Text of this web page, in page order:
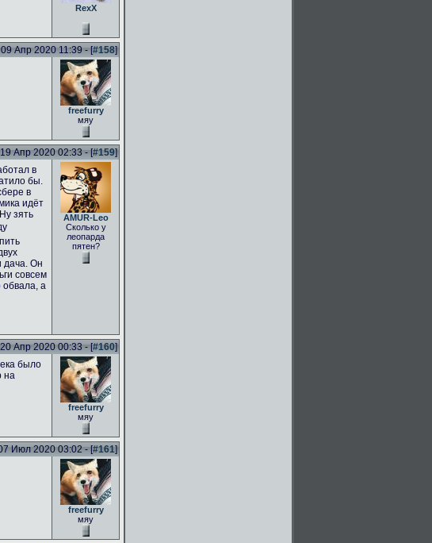
RexX
09 Апр 2020 11:39 - [#158]
freefurry
мяу
19 Апр 2020 02:33 - [#159]
в
бы.
в
идёт
зять
дача. Он
совсем
обвала, а
AMUR-Leo
Сколько у
леопарда
пятен?
20 Апр 2020 00:33 - [#160]
было
на
freefurry
мяу
Июл 2020 03:02 - [#161]
freefurry
мяу